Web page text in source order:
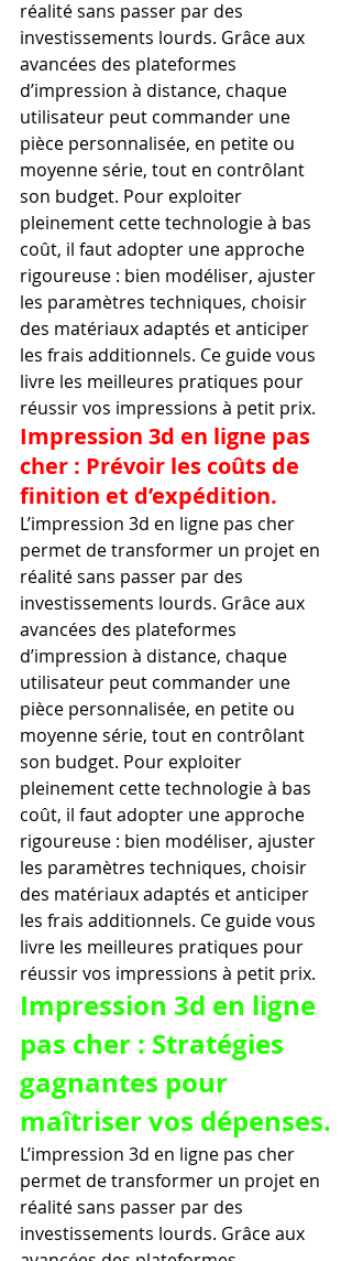
réalité sans passer par des
investissements lourds. Grâce aux
avancées des plateformes
d’impression à distance, chaque
utilisateur peut commander une
pièce personnalisée, en petite ou
moyenne série, tout en contrôlant
son budget. Pour exploiter
pleinement cette technologie à bas
coût, il faut adopter une approche
rigoureuse : bien modéliser, ajuster
les paramètres techniques, choisir
des matériaux adaptés et anticiper
les frais additionnels. Ce guide vous
livre les meilleures pratiques pour
réussir vos impressions à petit prix.
Impression 3d en ligne pas
cher : Prévoir les coûts de
finition et d’expédition.
L’impression 3d en ligne pas cher
permet de transformer un projet en
réalité sans passer par des
investissements lourds. Grâce aux
avancées des plateformes
d’impression à distance, chaque
utilisateur peut commander une
pièce personnalisée, en petite ou
moyenne série, tout en contrôlant
son budget. Pour exploiter
pleinement cette technologie à bas
coût, il faut adopter une approche
rigoureuse : bien modéliser, ajuster
les paramètres techniques, choisir
des matériaux adaptés et anticiper
les frais additionnels. Ce guide vous
livre les meilleures pratiques pour
réussir vos impressions à petit prix.
Impression 3d en ligne
pas cher : Stratégies
gagnantes pour
maîtriser vos dépenses.
L’impression 3d en ligne pas cher
permet de transformer un projet en
réalité sans passer par des
investissements lourds. Grâce aux